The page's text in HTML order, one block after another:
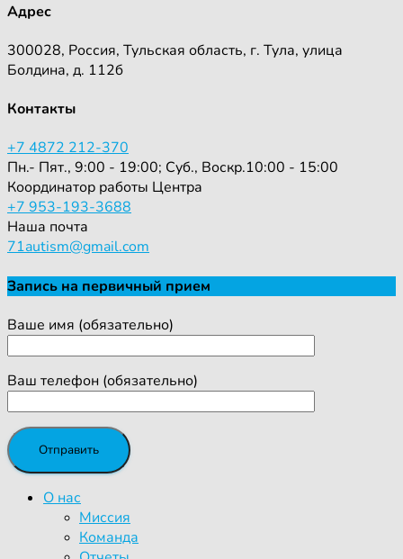
Адрес
300028, Россия, Тульская область, г. Тула, улица
Болдина, д. 112б
Контакты
+7 4872 212-370
Пн.- Пят., 9:00 - 19:00; Суб., Воскр.10:00 - 15:00
Координатор работы Центра
+7 953-193-3688
Наша почта
71autism@gmail.com
Запись на первичный прием
Ваше имя (обязательно)
Ваш телефон (обязательно)
О нас
Миссия
Команда